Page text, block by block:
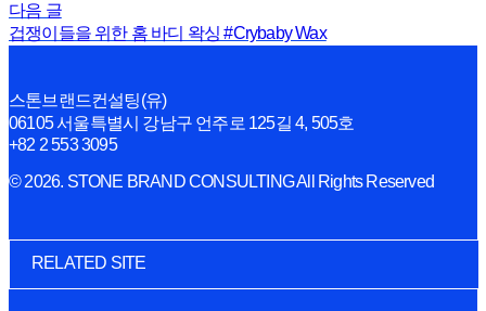
다음 글
겁쟁이들을 위한 홈 바디 왁싱 #Crybaby Wax
스톤브랜드컨설팅(유)
06105 서울특별시 강남구 언주로 125길 4, 505호
+82 2 553 3095
© 2026. STONE BRAND CONSULTING All Rights Reserved
RELATED SITE